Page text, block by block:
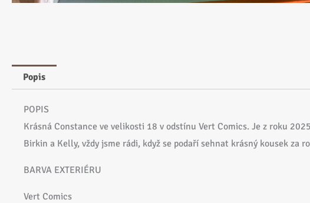
Popis
POPIS
Krásná Constance ve velikosti 18 v odstínu Vert Comics. Je z roku
Birkin a Kelly, vždy jsme rádi, když se podaří sehnat krásný kousek za
BARVA EXTERIÉRU
Vert Comics